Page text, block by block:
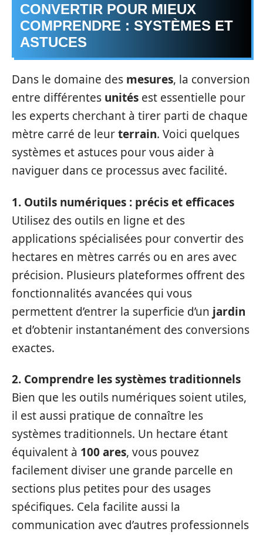
CONVERTIR POUR MIEUX
COMPRENDRE : SYSTÈMES ET
ASTUCES
Dans le domaine des mesures, la conversion
entre différentes unités est essentielle pour
les experts cherchant à tirer parti de chaque
mètre carré de leurterrain. Voici quelques
systèmes et astuces pour vous aider à
naviguer dans ce processus avec facilité.
1. Outils numériques : précis et efficaces
Utilisez des outils en ligne et des
applications spécialisées pour convertir des
hectares en mètres carrés ou en ares avec
précision. Plusieurs plateformes offrent des
fonctionnalités avancées qui vous
permettent d’entrer la superficie d’un jardin
et d’obtenir instantanément des conversions
exactes.
2. Comprendre les systèmes traditionnels
Bien que les outils numériques soient utiles,
il est aussi pratique de connaître les
systèmes traditionnels. Un hectare étant
équivalent à 100 ares, vous pouvez
facilement diviser une grande parcelle en
sections plus petites pour des usages
spécifiques. Cela facilite aussi la
communication avec d’autres professionnels